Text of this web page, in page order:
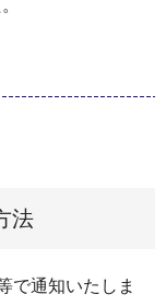
法
で通知いたしま